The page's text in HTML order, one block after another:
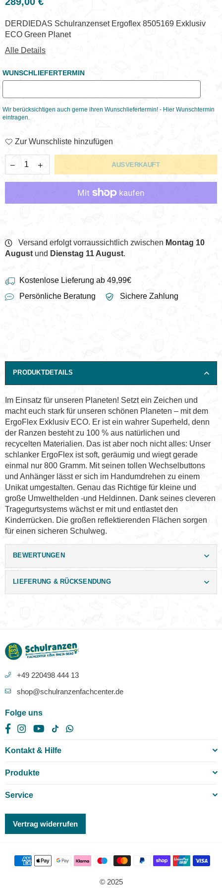
Normaler
DERDIEDAS Schulranzenset Ergoflex 8505169 Exklusiv
ECO Green Planet
Alle Details
WUNSCHLIEFERTERMIN
Wir berücksichtigen auch gerne ihren Wunschliefertermin! - Hier Wunschtermin
eintragen.
Zur Wunschliste hinzufügen
AUSVERKAUFT
Versand erfolgt vorraussichtlich zwischen Montag 10
Augustund Dienstag 11 August.
Kostenlose Lieferung ab 49,99€
Persönliche Beratung
Sichere Zahlung
PRODUKTDETAILS
Im Einsatz für unseren Planeten! Setzt ein Zeichen und
macht euch stark für unseren schönen Planeten – mit dem
ErgoFlex Exklusiv ECO. Er ist ein wahrer Superheld, denn
der Ranzen besteht zu 100 % aus natürlichen und
recycelten Materialien. Das ist aber noch nicht alles: Unser
schlanker ErgoFlex ist soft, geräumig und wiegt gerade
einmal nur 800 Gramm. Mit seinen tollen Wechselbuttons
und Anhänger lässt er sich im Handumdrehen zu einem
Unikat umgestalten. Genau das Richtige für kleine und
große Umwelthelden -und Heldinnen. Dank seines cleveren
Tragegurtsystems wächst er mit und entlastet den
Kinderrücken. Die großen reflektierenden Flächen sorgen
für einen sicheren Schulweg.
BEWERTUNGEN
LIEFERUNG & RÜCKSENDUNG
+49 220498 444 13
shop@schulranzenfachcenter.de
Folge uns
FacebookInstagramYouTube
TikTokWhatsapp
Kontakt & Hilfe
Produkte
Service
Vertrag widerrufen
© 2025